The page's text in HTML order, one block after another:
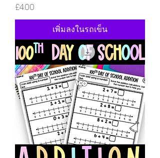
ราคา
£4.00
เพิ่มลงในรถเข็น